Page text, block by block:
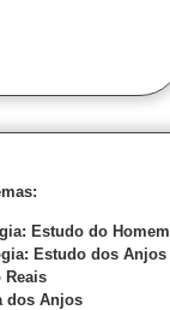
Estudo do Homem
Estudo dos Anjos
Reais
dos Anjos